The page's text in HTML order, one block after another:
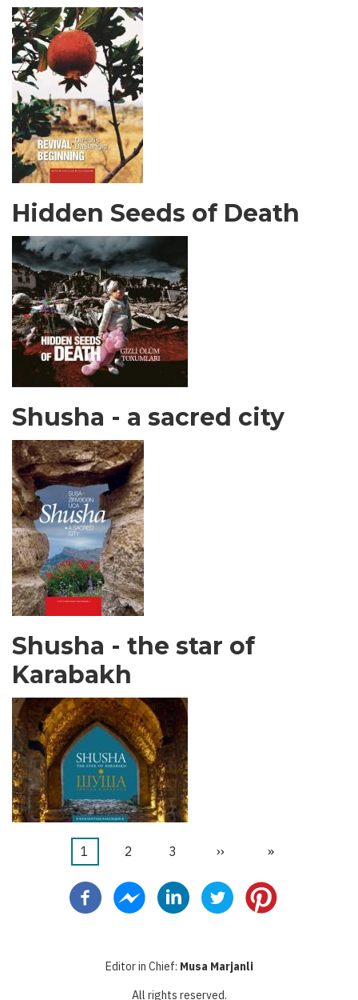
Hidden Seeds of Death
Shusha - a sacred city
Shusha - the star of
Karabakh
当
页
1
页
2
页
3
下
页
››
末
»
Editor in Chief: Musa Marjanli
All rights reserved.